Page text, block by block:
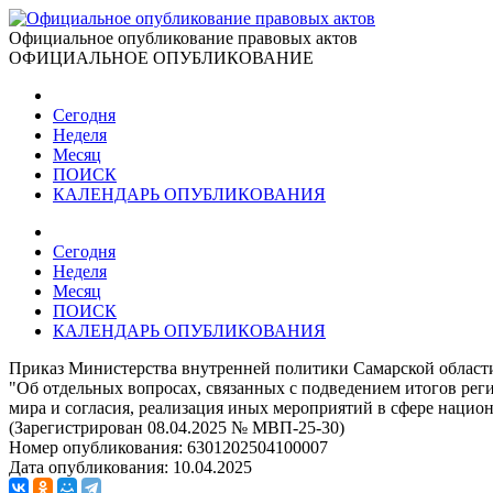
Официальное опубликование правовых актов
ОФИЦИАЛЬНОЕ ОПУБЛИКОВАНИЕ
Сегодня
Неделя
Месяц
ПОИСК
КАЛЕНДАРЬ ОПУБЛИКОВАНИЯ
Сегодня
Неделя
Месяц
ПОИСК
КАЛЕНДАРЬ ОПУБЛИКОВАНИЯ
Приказ Министерства внутренней политики Самарской
"Об отдельных вопросах, связанных с подведением итогов
мира и согласия, реализация иных мероприятий в сфере
(Зарегистрирован 08.04.2025 № МВП-25-30)
Номер опубликования: 6301202504100007
Дата опубликования: 10.04.2025